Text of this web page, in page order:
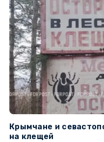
Крымчане и
на клещей